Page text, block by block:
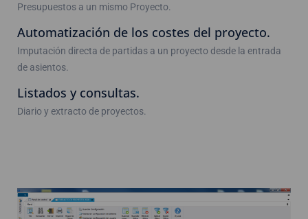
Presupuestos a un mismo Proyecto.
Automatización de los costes del proyecto.
Imputación directa de partidas a un proyecto desde la entrada
de asientos.
Listados y consultas.
Diario y extracto de proyectos.